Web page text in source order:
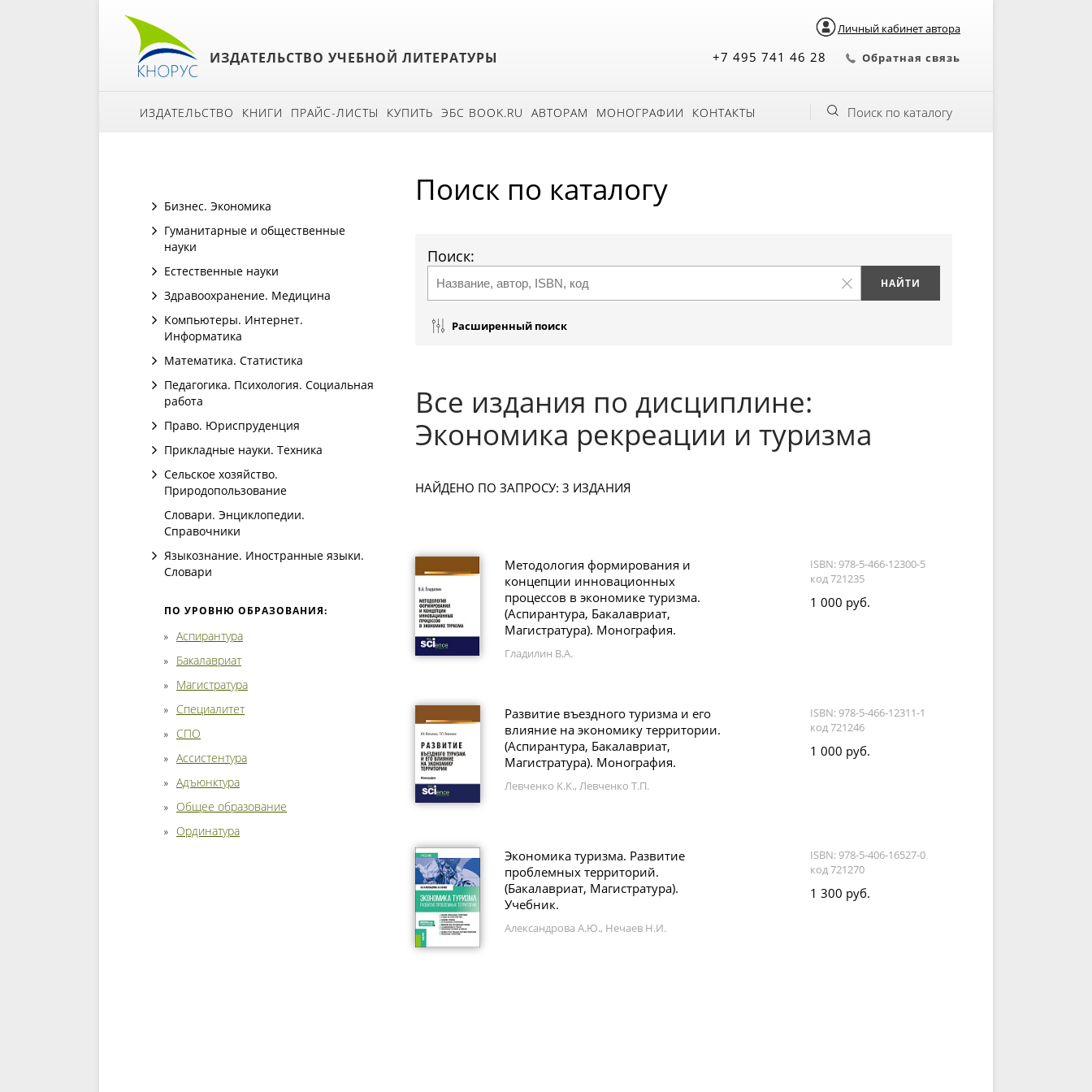
Личный кабинет автора
ИЗДАТЕЛЬСТВО УЧЕБНОЙ ЛИТЕРАТУРЫ +7 495 741 46 28 Обратная связь
ИЗДАТЕЛЬСТВО КНИГИ ПРАЙС-ЛИСТЫ КУПИТЬ ЭБС BOOK.RU АВТОРАМ МОНОГРАФИИ КОНТАКТЫ Поиск по каталогу
Бизнес. Экономика
Гуманитарные и общественные
науки
Естественные науки
Здравоохранение. Медицина
Компьютеры. Интернет.
Информатика
Математика. Статистика
Педагогика. Психология. Социальная
работа
Право. Юриспруденция
Прикладные науки. Техника
Сельское хозяйство.
Природопользование
Словари. Энциклопедии.
Справочники
Языкознание. Иностранные языки.
Словари
ПО УРОВНЮ ОБРАЗОВАНИЯ:
Аспирантура
Бакалавриат
Магистратура
Специалитет
СПО
Ассистентура
Адъюнктура
Общее образование
Ординатура
Поиск по каталогу
Поиск:
Расширенный поиск
Все издания по дисциплине:
Экономика рекреации и туризма
НАЙДЕНО ПО ЗАПРОСУ: 3 ИЗДАНИЯ
Методология формирования и
концепции инновационных
процессов в экономике туризма.
(Аспирантура, Бакалавриат,
Магистратура). Монография.
Гладилин В.А.
ISBN: 978-5-466-12300-5
код 721235
1 000 руб.
Развитие въездного туризма и его
влияние на экономику территории.
(Аспирантура, Бакалавриат,
Магистратура). Монография.
Левченко К.К., Левченко Т.П.
ISBN: 978-5-466-12311-1
код 721246
1 000 руб.
Экономика туризма. Развитие
проблемных территорий.
(Бакалавриат, Магистратура).
Учебник.
Александрова А.Ю., Нечаев Н.И.
ISBN: 978-5-406-16527-0
код 721270
1 300 руб.